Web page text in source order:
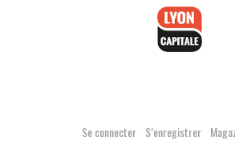
Se connecter S’enregistrer